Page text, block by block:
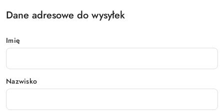
Dane adresowe do wysyłek
Imię
Nazwisko